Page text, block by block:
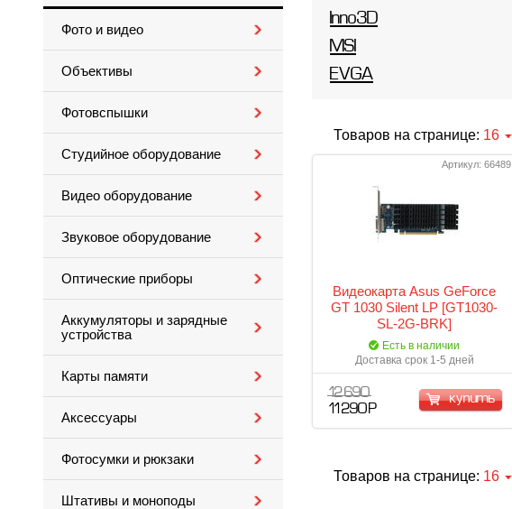
Фото и видео
Объективы
Фотовспышки
Студийное оборудование
Видео оборудование
Звуковое оборудование
Оптические приборы
Аккумуляторы и зарядные
устройства
Карты памяти
Аксессуары
Фотосумки и рюкзаки
Штативы и моноподы
Inno3D
MSI
EVGA
Товаров на странице: 16
Артикул: 66489
Видеокарта Asus GeForce
GT 1030 Silent LP [GT1030-
SL-2G-BRK]
Есть в наличии
Доставка срок 1-5 дней
12 690
11 290 Р
купить
Товаров на странице: 16